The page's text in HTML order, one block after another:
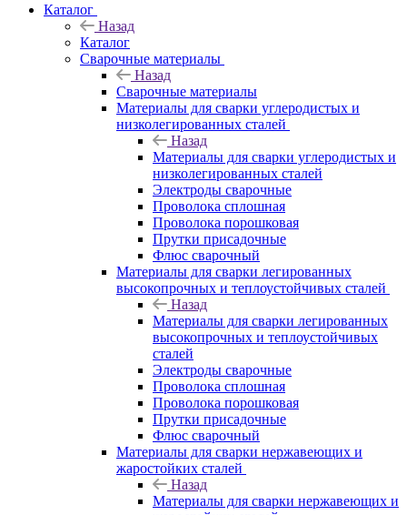
Каталог
Назад
Каталог
Сварочные материалы
Назад
Сварочные материалы
Материалы для сварки углеродистых и
низколегированных сталей
Назад
Материалы для сварки углеродистых и
низколегированных сталей
Электроды сварочные
Проволока сплошная
Проволока порошковая
Прутки присадочные
Флюс сварочный
Материалы для сварки легированных
высокопрочных и теплоустойчивых сталей
Назад
Материалы для сварки легированных
высокопрочных и теплоустойчивых
сталей
Электроды сварочные
Проволока сплошная
Проволока порошковая
Прутки присадочные
Флюс сварочный
Материалы для сварки нержавеющих и
жаростойких сталей
Назад
Материалы для сварки нержавеющих и